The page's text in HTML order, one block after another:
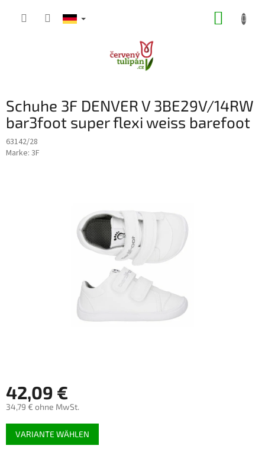
Schuhe 3F DENVER V 3BE29V/14RW
bar3foot super flexi weiss barefoot
63142/28
Marke: 3F
42,09 €
34,79 € ohne MwSt.
Verkaufspreis:
VARIANTE WÄHLEN